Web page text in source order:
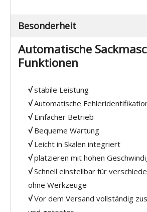
Nettogewicht (kg) 600
Besonderheit
Automatische
Funktionen
√stabile Leistung
√Automatische
√Einfacher Betrieb
√Bequeme Wartung
√Leicht in Skalen integriert
√platzieren mit hohen
√Schnell einstellbar für
ohne Werkzeuge
√Vor dem Versand vollständig